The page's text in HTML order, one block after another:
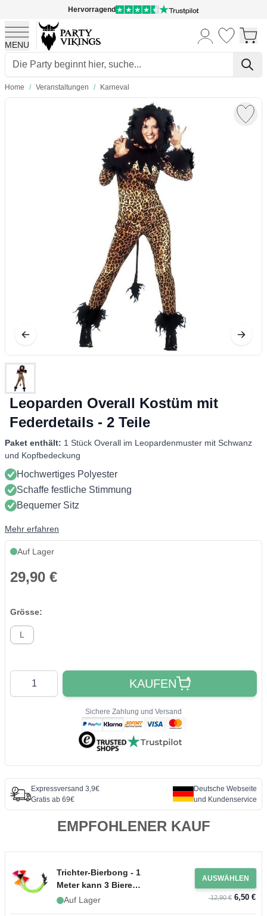
Hervorragend
MENU
Skip to Content
Home / Veranstaltungen / Karneval
Leoparden Overall Kostüm mit
Federdetails - 2 Teile
Paket enthält: 1 Stück Overall im Leopardenmuster mit Schwanz
und Kopfbedeckung
Hochwertiges Polyester
Schaffe festliche Stimmung
Bequemer Sitz
Mehr erfahren
Auf Lager
29,90 €
Grösse:
L
Quantity
KAUFEN
Sichere Zahlung und Versand
Expressversand 3,9€
Gratis ab 69€
Deutsche Webseite
und Kundenservice
EMPFOHLENER KAUF
Trichter-Bierbong - 1
Meter kann 3 Biere
enthalten
Auf Lager
AUSWÄHLEN
12,90 €6,50 €